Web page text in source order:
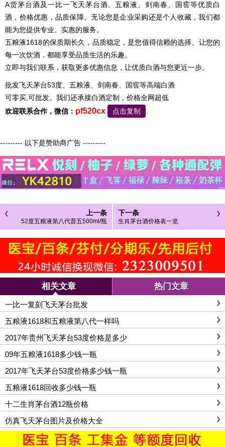
A货茅台酒及一比一飞天茅台酒、五粮液、剑南春、国窖等优质白
酒，价格优惠，品质保障。无论您是企业采购还是个人收藏，我们都
能为您提供专业、实惠的服务。
五粮液1618的保质期长久，品质稳定，是您值得信赖的选择。让您的
每一次饮酒，都能享受品质生活的乐趣。
立即与我们联系，获取更多优惠信息，让优质白酒与您更近一步。
批发飞天茅台53度、五粮液、剑南春、国窖等高端白酒
可零买,可批发。我们还承接白酒定制，价格全网超低
欢迎联系合作，微信： pf520cx 点击复制
--------- 以下是赞助商广告 ---------
上一条
52度五粮液第八代普五500ml/瓶
下一条
生肖茅台酒价格表一览
相关文章 热门文章
一比一复刻飞天茅台批发
五粮液1618和五粮液第八代一样吗
2017年贵州飞天茅台53度价格是多少
09年五粮液1618多少钱一瓶
2017年飞天茅台53度价格多少钱一瓶
五粮液1618回收多少钱一瓶
十二生肖茅台酒12瓶价格
仿真飞天茅台图片及价格大全